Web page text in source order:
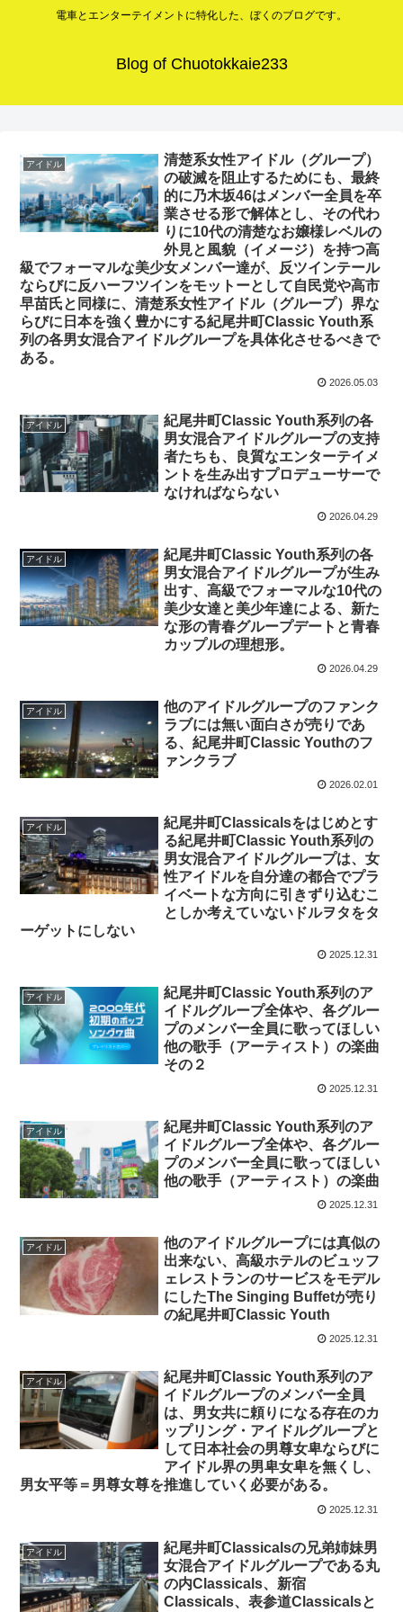
電車とエンターテイメントに特化した、ぼくのブログです。
Blog of Chuotokkaie233
アイドル
清楚系女性アイドル（グループ）
の破滅を阻止するためにも、最終
的に乃木坂46はメンバー全員を卒
業させる形で解体とし、その代わ
りに10代の清楚なお嬢様レベルの
外見と風貌（イメージ）を持つ高
級でフォーマルな美少女メンバー達が、反ツインテール
ならびに反ハーフツインをモットーとして自民党や高市
早苗氏と同様に、清楚系女性アイドル（グループ）界な
らびに日本を強く豊かにする紀尾井町Classic Youth系
列の各男女混合アイドルグループを具体化させるべきで
ある。
2026.05.03
アイドル
紀尾井町Classic Youth系列の各
男女混合アイドルグループの支持
者たちも、良質なエンターテイメ
ントを生み出すプロデューサーで
なければならない
2026.04.29
アイドル
紀尾井町Classic Youth系列の各
男女混合アイドルグループが生み
出す、高級でフォーマルな10代の
美少女達と美少年達による、新た
な形の青春グループデートと青春
カップルの理想形。
2026.04.29
アイドル
他のアイドルグループのファンク
ラブには無い面白さが売りであ
る、紀尾井町Classic Youthのフ
ァンクラブ
2026.02.01
アイドル
紀尾井町Classicalsをはじめとす
る紀尾井町Classic Youth系列の
男女混合アイドルグループは、女
性アイドルを自分達の都合でプラ
イベートな方向に引きずり込むこ
としか考えていないドルヲタをタ
ーゲットにしない
2025.12.31
アイドル
紀尾井町Classic Youth系列のア
イドルグループ全体や、各グルー
プのメンバー全員に歌ってほしい
他の歌手（アーティスト）の楽曲
その２
2025.12.31
アイドル
紀尾井町Classic Youth系列のア
イドルグループ全体や、各グルー
プのメンバー全員に歌ってほしい
他の歌手（アーティスト）の楽曲
2025.12.31
アイドル
他のアイドルグループには真似の
出来ない、高級ホテルのビュッフ
ェレストランのサービスをモデル
にしたThe Singing Buffetが売り
の紀尾井町Classic Youth
2025.12.31
アイドル
紀尾井町Classic Youth系列のア
イドルグループのメンバー全員
は、男女共に頼りになる存在のカ
ップリング・アイドルグループと
して日本社会の男尊女卑ならびに
アイドル界の男卑女卑を無くし、
男女平等＝男尊女尊を推進していく必要がある。
2025.12.31
アイドル
紀尾井町Classicalsの兄弟姉妹男
女混合アイドルグループである丸
の内Classicals、新宿
Classicals、表参道Classicalsと